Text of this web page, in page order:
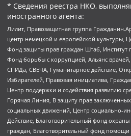
* Сведения реестра НКО,
иностранного агента:
Лилит, Правозащитная группа
центр немецкой и европейской культуры,
Фонд защиты прав граждан Штаб, Институт
Фонд борьбы с коррупцией, Альянс
СПИДа, СВЕЧА, Гуманитарное действие,
Избирателей, Правовая инициатива,
Центр поддержки и содействия развитию
Горячая Линия, В защиту прав
социальных движений, Центр социально-
Действие, Благотворительный фонд
граждан, Благотворительный фонд